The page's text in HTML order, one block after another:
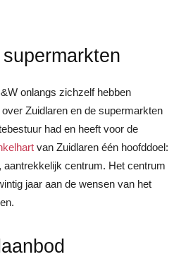
onlangs zichzelf hebben
Zuidlaren en de supermarkten
had en heeft voor de
van Zuidlaren één hoofddoel:
aantrekkelijk centrum. Het centrum
jaar aan de wensen van het